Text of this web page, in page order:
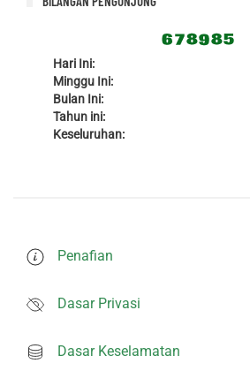
Hari Ini:
Minggu Ini:
Bulan Ini:
Tahun ini:
Keseluruhan:
Penafian
Dasar Privasi
Dasar Keselamatan